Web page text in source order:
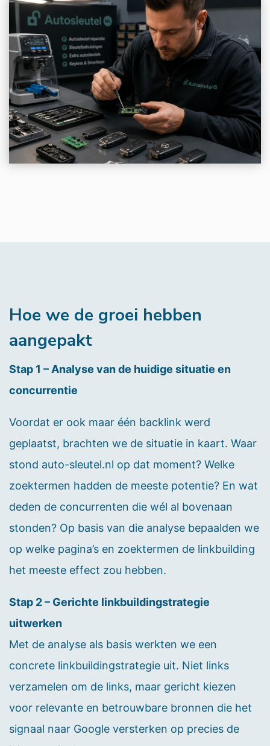
Hoe we de groei hebben
aangepakt
Stap 1 – Analyse van de huidige situatie en
concurrentie
Voordat er ook maar één backlink werd
geplaatst, brachten we de situatie in kaart. Waar
stond auto-sleutel.nl op dat moment? Welke
zoektermen hadden de meeste potentie? En wat
deden de concurrenten die wél al bovenaan
stonden? Op basis van die analyse bepaalden we
op welke pagina’s en zoektermen de linkbuilding
het meeste effect zou hebben.
Stap 2 – Gerichte linkbuildingstrategie
uitwerken
Met de analyse als basis werkten we een
concrete linkbuildingstrategie uit. Niet links
verzamelen om de links, maar gericht kiezen
voor relevante en betrouwbare bronnen die het
signaal naar Google versterken op precies de